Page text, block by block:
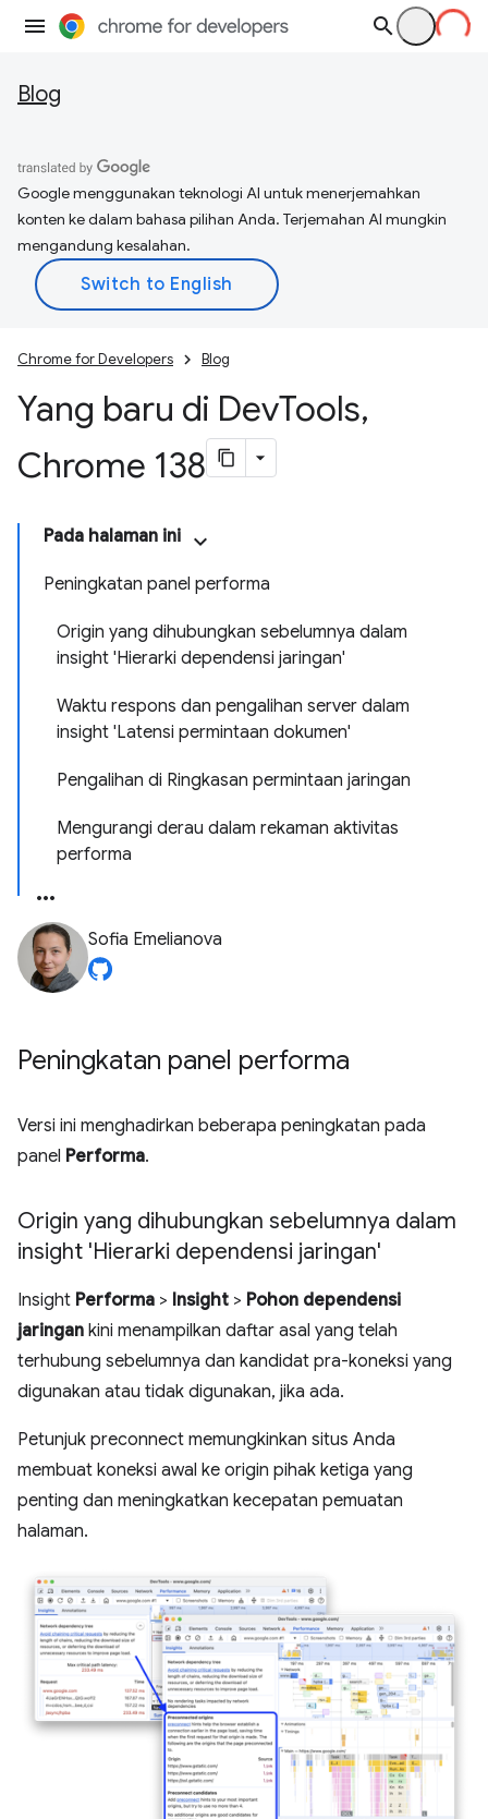
Blog
Google menggunakan teknologi AI untuk menerjemahkan
konten ke dalam bahasa pilihan Anda. Terjemahan AI mungkin
mengandung kesalahan.
Chrome for Developers Blog
Yang baru di DevTools,
Chrome 138
Pada halaman ini
Peningkatan panel performa
Origin yang dihubungkan sebelumnya dalam
insight 'Hierarki dependensi jaringan'
Waktu respons dan pengalihan server dalam
insight 'Latensi permintaan dokumen'
Pengalihan di Ringkasan permintaan jaringan
Mengurangi derau dalam rekaman aktivitas
performa
Sofia Emelianova
Peningkatan panel performa
Versi ini menghadirkan beberapa peningkatan pada
panel Performa.
Origin yang dihubungkan sebelumnya dalam
insight 'Hierarki dependensi jaringan'
Insight Performa > Insight > Pohon dependensi
jaringan kini menampilkan daftar asal yang telah
terhubung sebelumnya dan kandidat pra-koneksi yang
digunakan atau tidak digunakan, jika ada.
Petunjuk preconnect memungkinkan situs Anda
membuat koneksi awal ke origin pihak ketiga yang
penting dan meningkatkan kecepatan pemuatan
halaman.